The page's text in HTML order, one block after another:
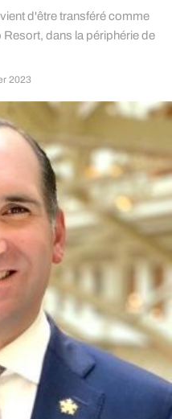
d'être transféré comme
dans la périphérie de
2023